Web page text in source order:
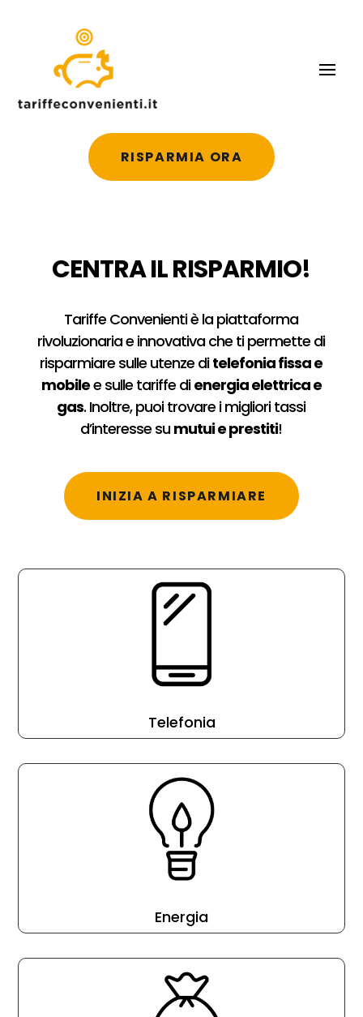
RISPARMIA ORA
CENTRA IL RISPARMIO!
Tariffe Convenienti è la piattaforma
rivoluzionaria e innovativa che ti permette di
risparmiare sulle utenze ditelefonia fissa e
mobilee sulle tariffe dienergia elettrica e
gas. Inoltre, puoi trovare i migliori tassi
d’interesse sumutui e prestiti!
INIZIA A RISPARMIARE
Telefonia
Energia